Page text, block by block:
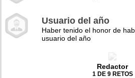
Usuario del año
Haber tenido el honor de
usuario del año
Redactor
1 DE 9 RETOS